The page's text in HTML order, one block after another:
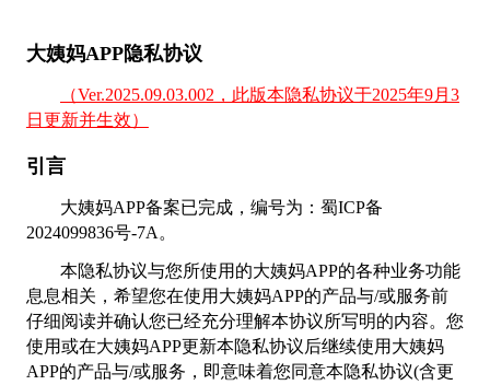
大姨妈APP隐私协议
（Ver.2025.09.03.002，此版本隐私协议于2025年9月3
日更新并生效）
引言
大姨妈APP备案已完成，编号为：蜀ICP备
2024099836号-7A。
本隐私协议与您所使用的大姨妈APP的各种业务功能
息息相关，希望您在使用大姨妈APP的产品与/或服务前
仔细阅读并确认您已经充分理解本协议所写明的内容。您
使用或在大姨妈APP更新本隐私协议后继续使用大姨妈
APP的产品与/或服务，即意味着您同意本隐私协议(含更